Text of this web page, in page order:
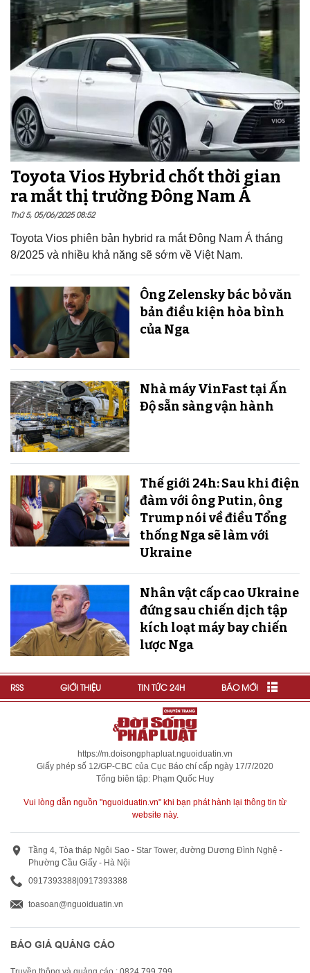
Toyota Vios Hybrid chốt thời gian
ra mắt thị trường Đông Nam Á
Thứ 5, 05/06/2025 08:52
Toyota Vios phiên bản hybrid ra mắt Đông Nam Á tháng
8/2025 và nhiều khả năng sẽ sớm về Việt Nam.
Ông Zelensky bác bỏ văn
bản điều kiện hòa bình
của Nga
Nhà máy VinFast tại Ấn
Độ sẵn sàng v​​​​​​​ận hành
Thế giới 24h: Sau khi điện
đàm với ông Putin, ông
Trump nói về điều Tổng
thống Nga sẽ làm với
Ukraine
Nhân vật cấp cao Ukraine
đứng sau chiến dịch tập
kích loạt máy bay chiến
lược Nga
RSS GIỚI THIỆU TIN TỨC 24H BÁO MỚI
https://m.doisongphapluat.nguoiduatin.vn
Giấy phép số 12/GP-CBC của Cục Báo chí cấp ngày 17/7/2020
Tổng biên tập: Phạm Quốc Huy
Vui lòng dẫn nguồn "nguoiduatin.vn" khi bạn phát hành lại thông tin từ
website này.
Tầng 4, Tòa tháp Ngôi Sao - Star Tower, đường Dương Đình Nghệ -
Phường Cầu Giấy - Hà Nội
0917393388 0917393388
toasoan@nguoiduatin.vn
BÁO GIÁ QUẢNG CÁO